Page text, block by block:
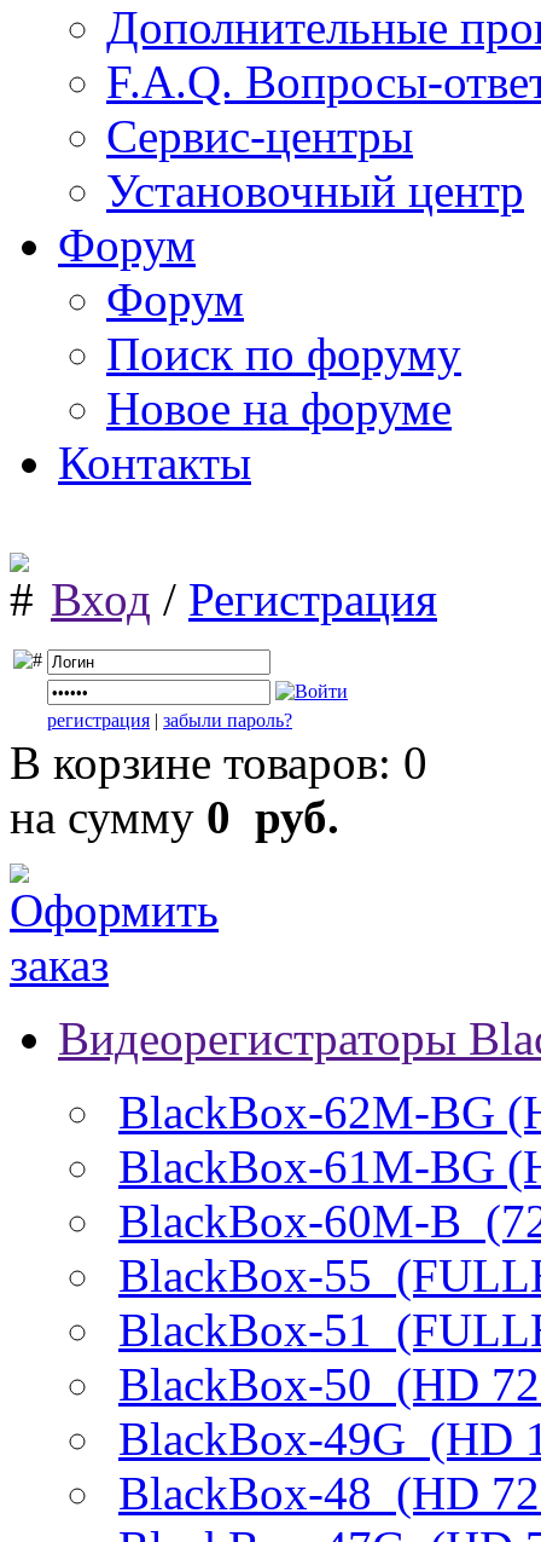
Дополнительные
F.A.Q. Вопросы-
Сервис-центры
Установочный центр
Форум
Форум
Поиск по форуму
Новое на форуме
Контакты
Вход / Регистрация
регистрация | забыли пароль?
В корзине товаров: 0
на сумму 0 руб.
Видеорегистраторы
BlackBox-62M-BG
BlackBox-61M-BG
BlackBox-60M-B
BlackBox-55
BlackBox-51
BlackBox-50 (HD
BlackBox-49G (HD
BlackBox-48 (HD